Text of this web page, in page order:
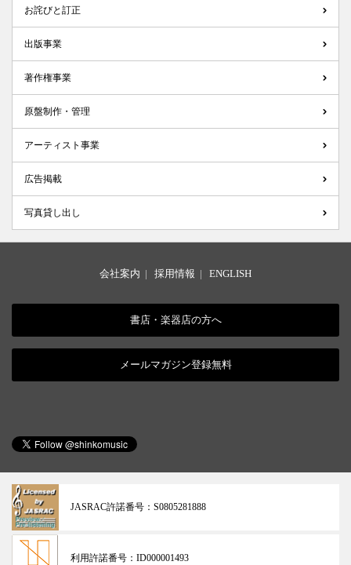
お詫びと訂正
出版事業
著作権事業
原盤制作・管理
アーティスト事業
広告掲載
写真貸し出し
会社案内 | 採用情報 | ENGLISH
書店・楽器店の方へ
メールマガジン登録無料
JASRAC許諾番号： S0805281888
利用許諾番号： ID000001493